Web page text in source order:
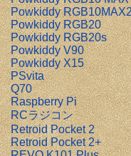
Powkiddy
Powkiddy RGB20
Powkiddy RGB20s
Powkiddy V90
Powkiddy X15
PSvita
Q70
Raspberry Pi
RCラジコン
Retroid Pocket 2
Retroid Pocket 2+